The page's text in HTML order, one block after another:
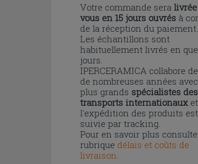
Votre commande sera
vous en 15 jours ouvrés à
de la réception du paiement.
Les échantillons sont
habituellement livrés en
jours.
IPERCERAMICA collabore
de nombreuses années
plus grands spécialistes des
transports internationaux et
l'expédition des produits est
suivie par tracking.
Pour en savoir plus
rubrique délais et coûts de
livraison